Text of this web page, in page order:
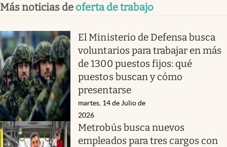
Más noticias de oferta de trabajo
El Ministerio de Defensa busca
voluntarios para trabajar en más
de 1300 puestos fijos: qué
puestos buscan y cómo
presentarse
martes, 14 de Julio de
2026
Metrobús busca nuevos
empleados para tres cargos con